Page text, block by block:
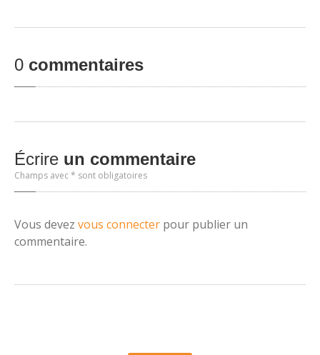
NOUSCONTACTER
0 commentaires
Écrire un commentaire
Champs avec * sont obligatoires
Vous devez vous connecter pour publier un
commentaire.